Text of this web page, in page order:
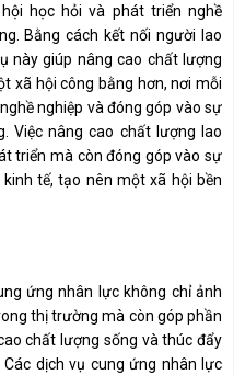
học hỏi và phát triển nghề
Bằng cách kết nối người lao
này giúp nâng cao chất lượng
xã hội công bằng hơn, nơi mỗi
nghiệp và đóng góp vào sự
Việc nâng cao chất lượng lao
triển mà còn đóng góp vào sự
tế, tạo nên một xã hội bền
ứng nhân lực không chỉ ảnh
thị trường mà còn góp phần
chất lượng sống và thúc đẩy
dịch vụ cung ứng nhân lực